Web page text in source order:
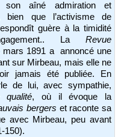
aîné admiration et
bien que l’activisme de
guère à la timidité
La Revue
mars 1891 a annoncé une
sur Mirbeau, mais elle ne
jamais été publiée.
En
de lui, avec sympathie,
qualité, où il évoque la
bergers et raconte sa
avec Mirbeau, peu avant
150).